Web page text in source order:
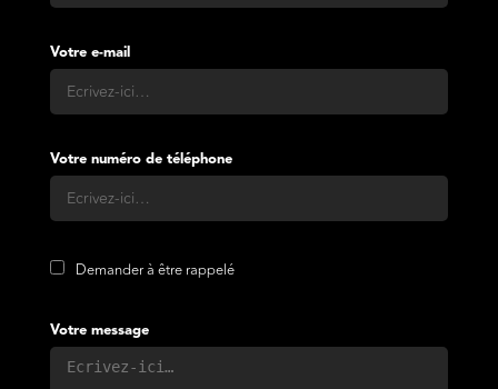
Votre e-mail
Votre numéro de téléphone
Demander à être rappelé
Votre message